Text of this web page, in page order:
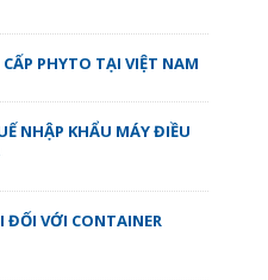
PHYTO TẠI VIỆT NAM
NHẬP KHẨU MÁY ĐIỀU
ĐỐI VỚI CONTAINER